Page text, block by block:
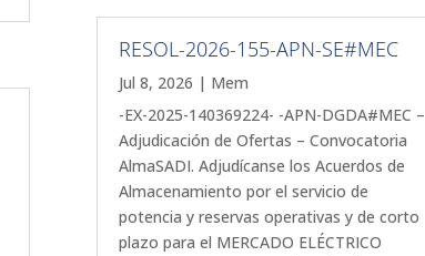
RESOL-2026-155-APN-SE#MEC
Jul 8, 2026 | Mem
-EX-2025-140369224- -APN-DGDA#MEC –
Adjudicación de Ofertas – Convocatoria
AlmaSADI. Adjudícanse los Acuerdos de
Almacenamiento por el servicio de
potencia y reservas operativas y de corto
plazo para el MERCADO ELÉCTRICO